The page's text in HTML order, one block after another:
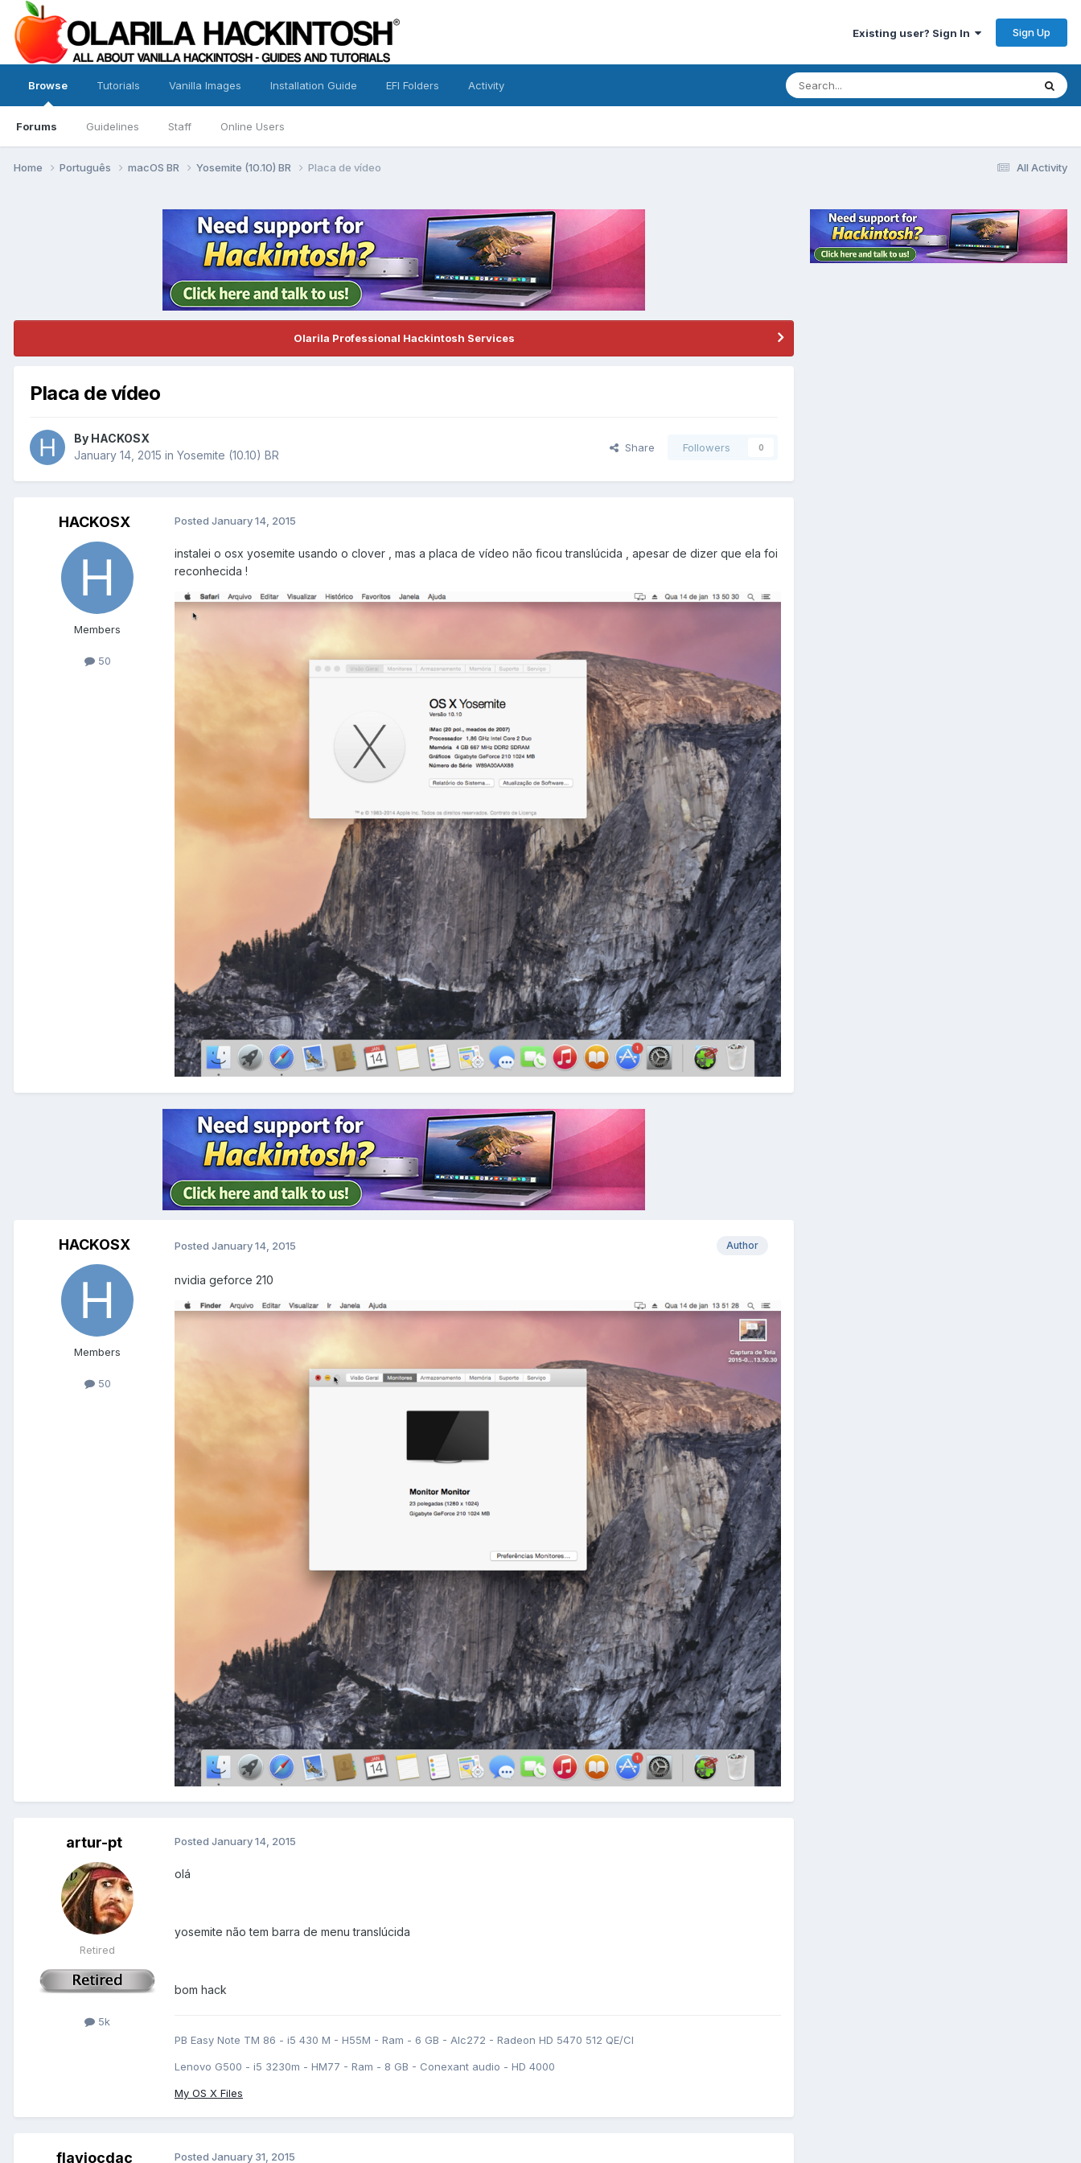
Existing user? Sign In Sign Up
Browse
Forums Guidelines Staff Online Users
Tutorials Vanilla Images Installation Guide EFI Folders Activity
All Activity
Home Português macOS BR Yosemite (10.10) BR Placa de vídeo
Olarila Professional Hackintosh Services
Placa de vídeo
By HACKOSX
January 14, 2015 in Yosemite (10.10) BR
Share Followers 0
HACKOSX
Members
50
Posted January 14, 2015
instalei o osx yosemite usando o clover , mas a placa de vídeo não ficou translúcida , apesar de dizer que ela foi
reconhecida !
HACKOSX
Members
50
Author
Posted January 14, 2015
nvidia geforce 210
artur-pt
Retired
5k
Posted January 14, 2015
olá
yosemite não tem barra de menu translúcida
bom hack
PB Easy Note TM 86 - i5 430 M - H55M - Ram - 6 GB - Alc272 - Radeon HD 5470 512 QE/CI
Lenovo G500 - i5 3230m - HM77 - Ram - 8 GB - Conexant audio - HD 4000
My OS X Files
flaviocdac Posted January 31, 2015